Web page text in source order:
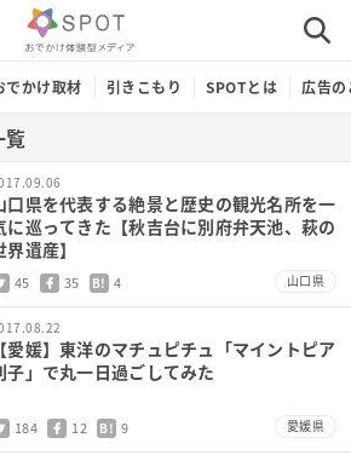
でかけ取材 引きこもり SPOTとは 広告
覧
口県を代表する絶景と歴史の観光名所を一
に巡ってきた【秋吉台に別府弁天池、萩の
界遺産】
45 35 B! 4 山口県
【愛媛】東洋のマチュピチュ「マイントピア
子」で丸一日過ごしてみた
184 12 B! 9 愛媛県